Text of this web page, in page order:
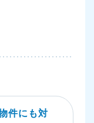
件にも対